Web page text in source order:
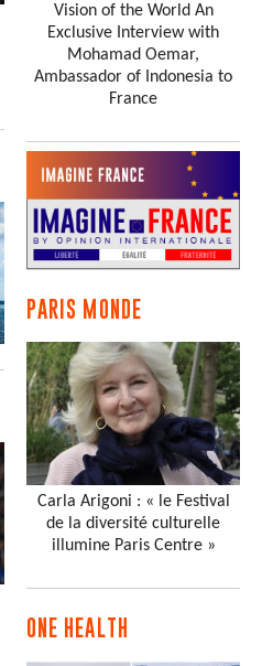
Vision of the World An
Exclusive Interview with
Mohamad Oemar,
Ambassador of Indonesia to
France
PARIS MONDE
Carla Arigoni : « le Festival
de la diversité culturelle
illumine Paris Centre »
ONE HEALTH